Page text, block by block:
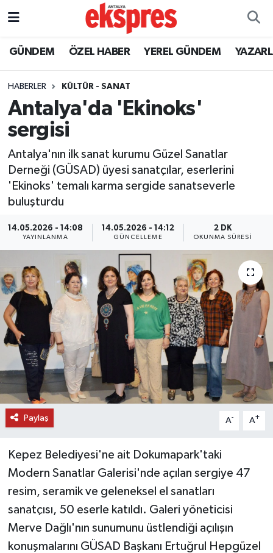
GÜNDEM ÖZEL HABER YEREL GÜNDEM
HABERLER KÜLTÜR - SANAT
Antalya'da 'Ekinoks'
sergisi
Antalya'nın ilk sanat kurumu Güzel Sanatlar
Derneği (GÜSAD) üyesi sanatçılar, eserlerini
'Ekinoks' temalı karma sergide sanatseverle
buluşturdu
14.05.2026 - 14:08
YAYINLANMA
14.05.2026 - 14:12
GÜNCELLEME
2 DK
OKUNMA SÜRESI
Paylaş A- A+
Kepez Belediyesi'ne ait Dokumapark'taki
Modern Sanatlar Galerisi'nde açılan sergiye 47
resim, seramik ve geleneksel el sanatları
sanatçısı, 50 eserle katıldı. Galeri yöneticisi
Merve Dağlı'nın sunumunu üstlendiği açılışın
konuşmalarını GÜSAD Başkanı Ertuğrul Hepgüzel
ÖZEL HABER
YEREL GÜNDEM
EKONOMİ
KÜLTÜR - SANAT
SPOR
SİYASET
SAĞLIK
DÜNYA
EĞİTİM
TURİZM
RÖPORTAJ
VİDEO HABERLER
YAZARLAR
MAGAZİN
Nöbetçi Eczaneler
Trafik Durumu
Süper Lig Puan Durumu ve Fikstür
Tüm Manşetler
Son Dakika Haberleri
Haber Arşivi